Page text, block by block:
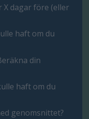
X dagar före (eller
haft om du
din
haft om du
genomsnittet?